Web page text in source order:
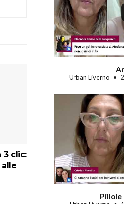
3 clic:
...
Urban Livorno
Pillole